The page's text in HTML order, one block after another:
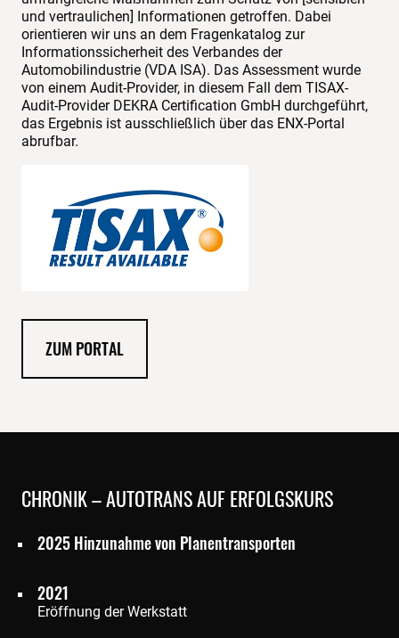
und vertraulichen] Informationen getroffen. Dabei
orientieren wir uns an dem Fragenkatalog zur
Informationssicherheit des Verbandes der
Automobilindustrie (VDA ISA). Das Assessment wurde
von einem Audit-Provider, in diesem Fall dem TISAX-
Audit-Provider DEKRA Certification GmbH durchgeführt,
das Ergebnis ist ausschließlich über das ENX-Portal
abrufbar.
ZUM PORTAL
CHRONIK – AUTOTRANS AUF ERFOLGSKURS
2025 Hinzunahme von Planentransporten
2021
Eröffnung der Werkstatt